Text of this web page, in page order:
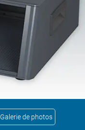
Galerie de photos